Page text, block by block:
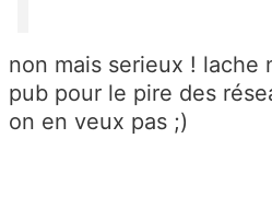
non mais serieux ! lache
pub pour le pire des
on en veux pas ;)